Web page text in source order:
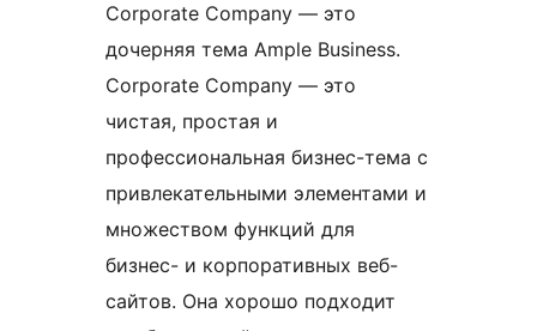
Corporate Company — это
дочерняя тема Ample Business.
Corporate Company — это
чистая, простая и
профессиональная бизнес-тема с
привлекательными элементами и
множеством функций для
бизнес- и корпоративных веб-
сайтов. Она хорошо подходит